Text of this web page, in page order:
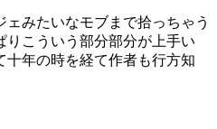
ェみたいなモブまで拾っちゃう
こういう部分部分が上手い
十年の時を経て作者も行方知